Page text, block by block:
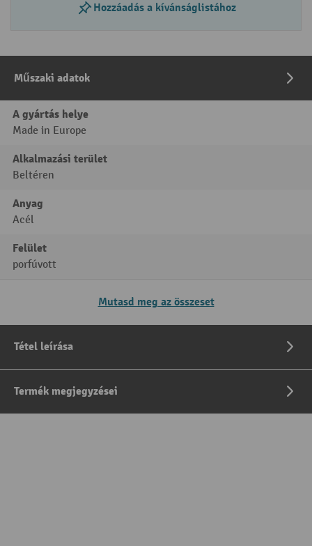
Hozzáadás a kívánságlistához
Műszaki adatok
A gyártás helye
Made in Europe
Alkalmazási terület
Beltéren
Anyag
Acél
Felület
porfúvott
Mutasd meg az összeset
Tétel leírása
Termék megjegyzései